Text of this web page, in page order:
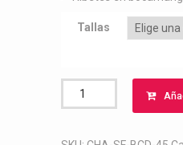
Tallas
Chaleco
softshell